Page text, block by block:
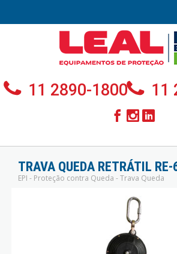
11 2890-1800 11
TRAVA QUEDA RETRÁTIL
EPI - Proteção contra Queda - Trava Queda